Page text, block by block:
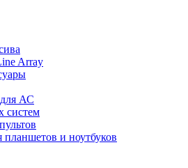
Array
АС
систем
планшетов и ноутбуков